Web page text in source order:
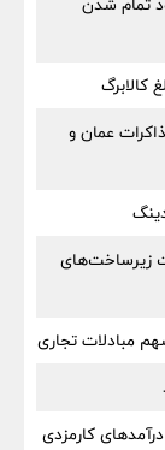
عمان و
زیرساخت‌های
مبادلات تجاری
درآمدهای کارمزدی